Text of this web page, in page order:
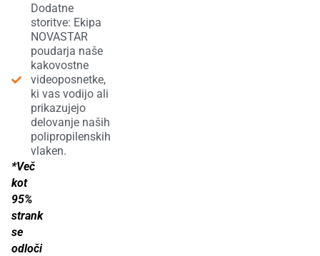
Dodatne
storitve: Ekipa
NOVASTAR
poudarja naše
kakovostne
videoposnetke,
ki vas vodijo ali
prikazujejo
delovanje naših
polipropilenskih
vlaken.
*Več
kot
95%
strank
se
odloči